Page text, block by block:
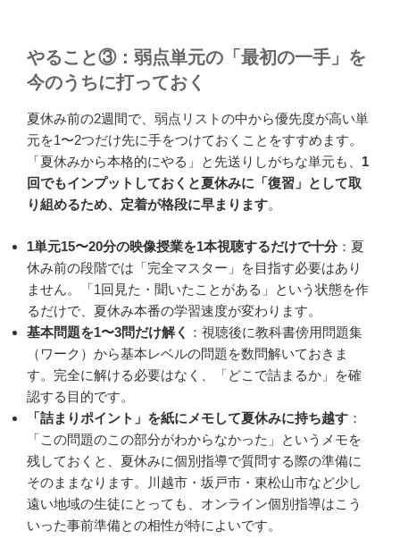
やること③：弱点単元の「最初の一手」を
今のうちに打っておく
夏休み前の2週間で、弱点リストの中から優先度が高い単
元を1〜2つだけ先に手をつけておくことをすすめます。
「夏休みから本格的にやる」と先送りしがちな単元も、 1
回でもインプットしておくと夏休みに「復習」として取
り組めるため、定着が格段に早まります。
1単元15〜20分の映像授業を1本視聴するだけで十分：夏
休み前の段階では「完全マスター」を目指す必要はあり
ません。「1回見た・聞いたことがある」という状態を作
るだけで、夏休み本番の学習速度が変わります。
基本問題を1〜3問だけ解く ：視聴後に教科書傍用問題集
（ワーク）から基本レベルの問題を数問解いておきま
す。完全に解ける必要はなく、「どこで詰まるか」を確
認する目的です。
「詰まりポイント」を紙にメモして夏休みに持ち越す ：
「この問題のこの部分がわからなかった」というメモを
残しておくと、夏休みに個別指導で質問する際の準備に
そのままなります。川越市・坂戸市・東松山市など少し
遠い地域の生徒にとっても、オンライン個別指導はこう
いった事前準備との相性が特によいです。